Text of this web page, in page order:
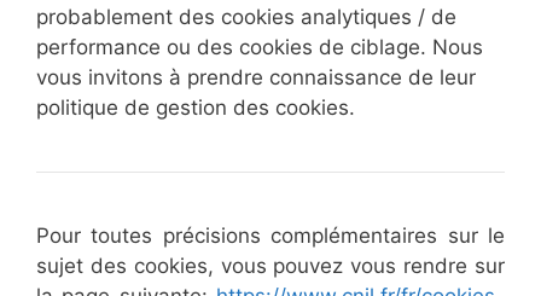
probablement des cookies analytiques / de
performance ou des cookies de ciblage. Nous
vous invitons à prendre connaissance de leur
politique de gestion des cookies.
Pour toutes précisions complémentaires sur le
sujet des cookies, vous pouvez vous rendre sur